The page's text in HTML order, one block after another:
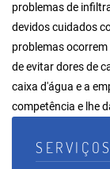
problemas de
devidos cuidados
problemas
de evitar dores de
caixa d'água e a
competência e lhe
SERVIÇOS